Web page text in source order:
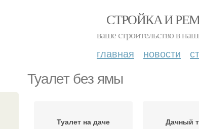
СТРОЙКА И
ваше строительство в
главная новости
Туалет без ямы
Туалет на даче Дачный